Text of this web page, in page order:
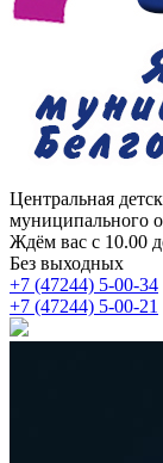
Центральная
муниципального
Ждём вас с 10.00
Без выходных
+7 (47244) 5-00-34
+7 (47244) 5-00-21